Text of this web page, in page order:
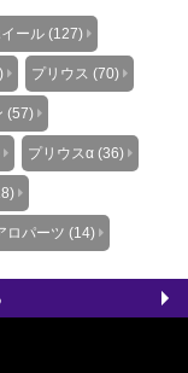
ール (127)
プリウス (70)
(57)
プリウスα (36)
ロパーツ (14)